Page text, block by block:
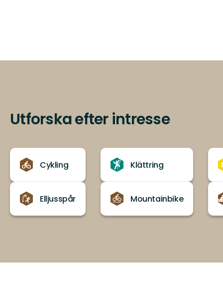
Utforska efter intresse
Cykling
Elljusspår
Klättring
Mountainbike